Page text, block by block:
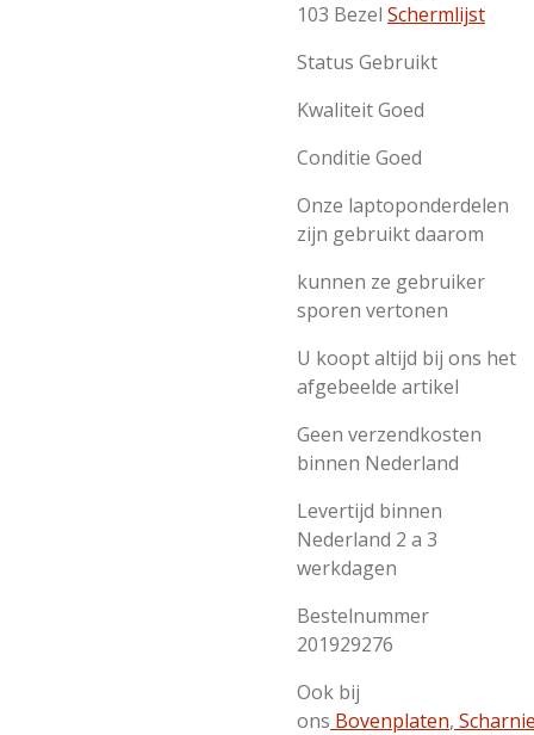
103 Bezel Schermlijst
Status Gebruikt
Kwaliteit Goed
Conditie Goed
Onze laptoponderdelen
zijn gebruikt daarom
kunnen ze gebruiker
sporen vertonen
U koopt altijd bij ons het
afgebeelde artikel
Geen verzendkosten
binnen Nederland
Levertijd binnen
Nederland 2 a 3
werkdagen
Bestelnummer
201929276
Ook bij
ons Bovenplaten,